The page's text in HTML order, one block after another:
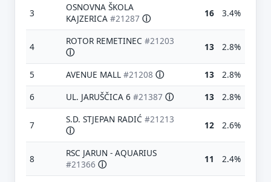
3
OSNOVNA ŠKOLA
KAJZERICA #21287 ⓘ 16 3.4%
4
ROTOR REMETINEC #21203
ⓘ
13 2.8%
5 AVENUE MALL #21208 ⓘ 13
2.8%
6
UL. JARUŠČICA 6 #21387 ⓘ 13 2.8%
7
S.D. STJEPAN RADIĆ #21213
ⓘ
12 2.6%
8
RSC JARUN - AQUARIUS
#21366 ⓘ 11 2.4%